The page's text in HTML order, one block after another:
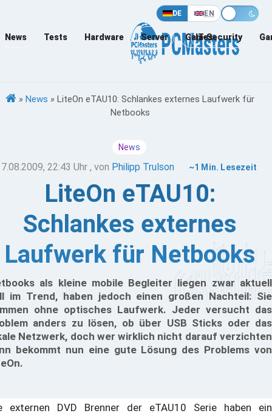
DE EN
News Tests Hardware Server Games
IT-Security
» News » LiteOn eTAU10: Schlankes externes Laufwerk für
Netbooks
News
22:43 Uhr , von Philipp Trulson ~1 Min. Lesezeit
LiteOn eTAU10:
Schlankes externes
Laufwerk für Netbooks
als kleine mobile Begleiter liegen zwar aktuell
im Trend, haben jedoch einen großen Nachteil: Sie
ohne optisches Laufwerk. Jeder versucht das
anders zu lösen, ob über USB Sticks oder das
Netzwerk, doch wer wirklich nicht darauf verzichten
bekommt nun eine gute Lösung des Problems von
externen DVD Brenner der eTAU10 Serie haben ein